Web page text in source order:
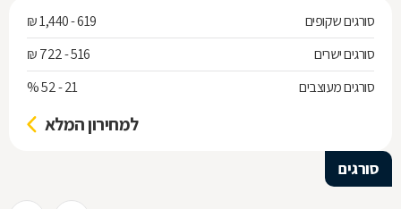
סורגים שקופים
619 - 1,440 ₪
סורגים ישרים
516 - 722 ₪
סורגים מעוצבים
21 - 52 %
למחירון המלא
סורגים